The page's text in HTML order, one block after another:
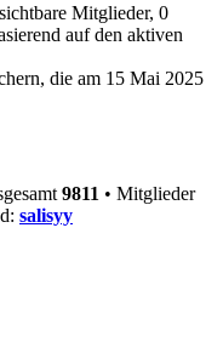
Mitglieder, 0
auf den aktiven
die am 15 Mai 2025
9811 • Mitglieder
salisyy